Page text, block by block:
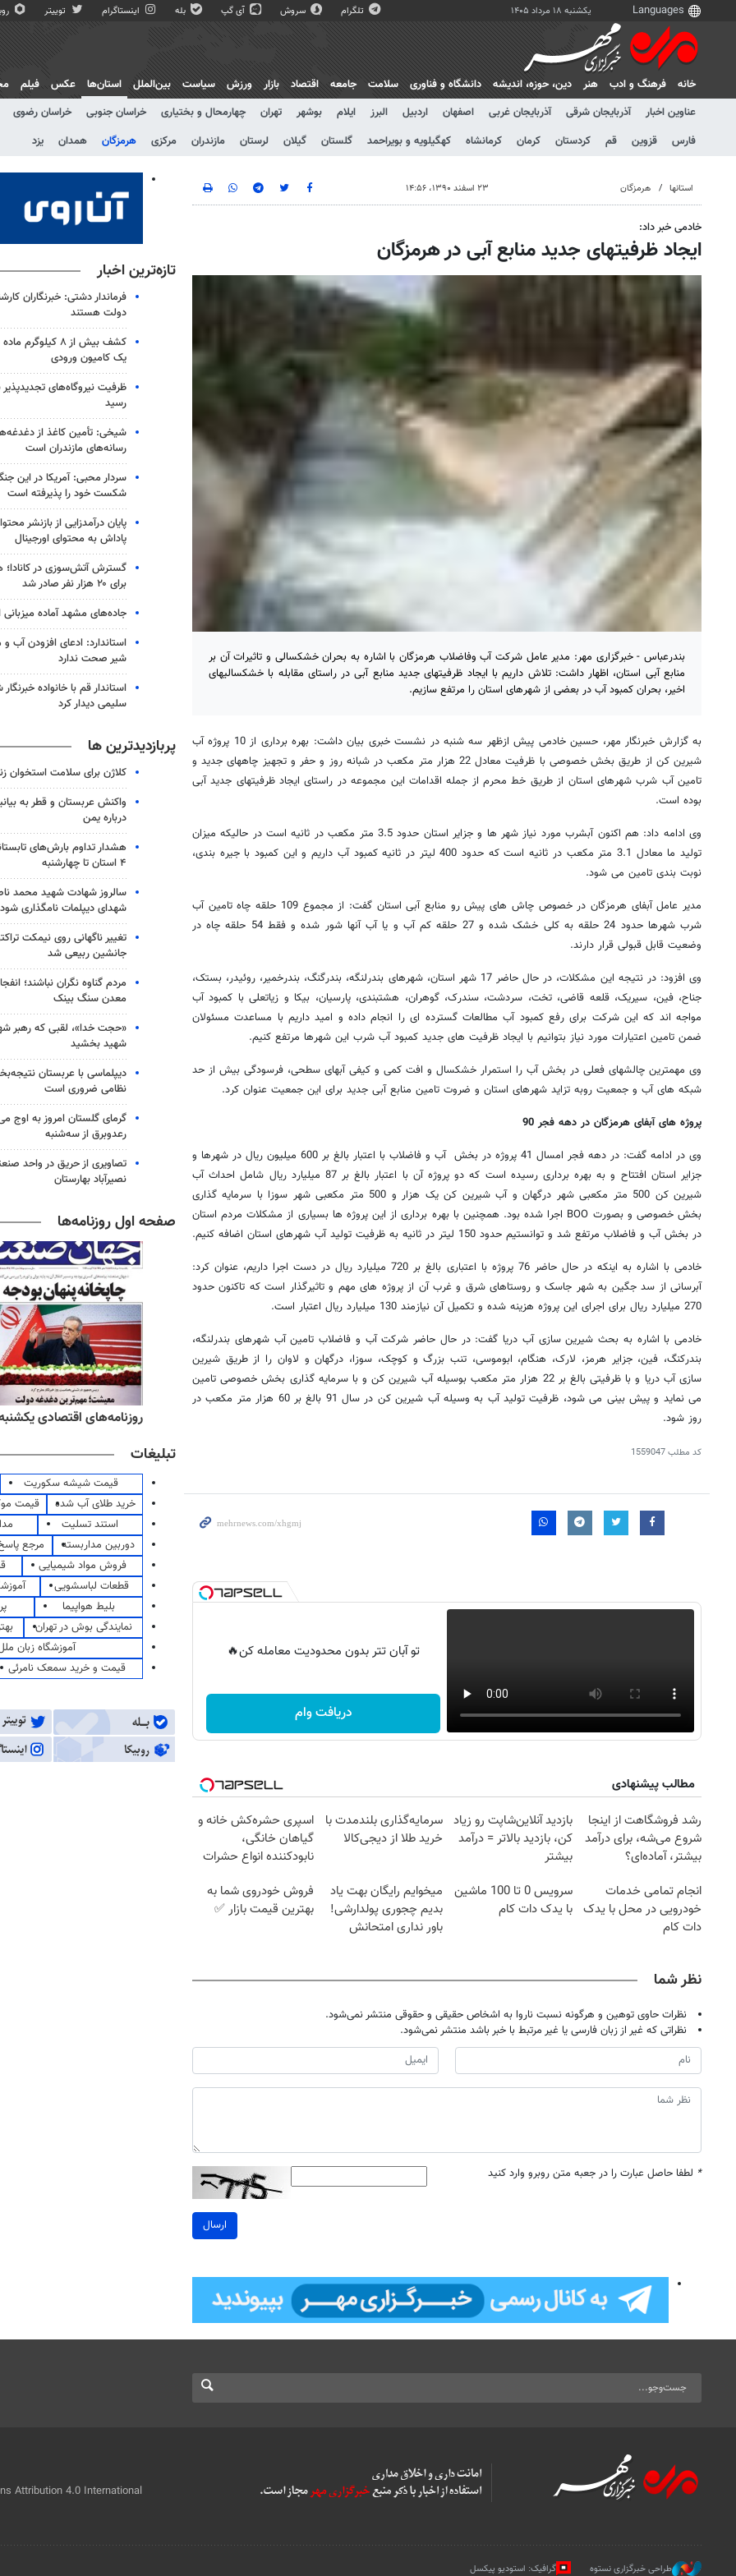
یکشنبه ۱۸ مرداد ۱۴۰۵ تلگرام سروش آی گپ بله اینستاگرام توییتر
خانه فرهنگ و ادب هنر دين، حوزه، انديشه دانشگاه و فناوری سلامت جامعه اقتصاد بازار ورزش سیاست بین‌الملل
استان‌ها
عناوین اخبار
آذربایجان شرقی آذربایجان غربی اصفهان اردبیل البرز ایلام بوشهر تهران چهارمحال و بختیاری خراسان جنوبی خراسان رضوی
فارس
قزوین قم کردستان کرمان کرمانشاه کهگیلویه و بویراحمد گلستان گیلان لرستان مازندران مرکزی هرمزگان همدان یزد
عکس فیلم
استانها هرمزگان ۲۳ اسفند ۱۳۹۰، ۱۴:۵۶
خادمی خبر داد:
ایجاد ظرفیتهای جدید منابع آبی در هرمزگان
بندرعباس - خبرگزاری مهر: مدیر عامل شرکت آب وفاضلا‌ب هرمزگان با اشاره به بحران خشکسالی و تاثیرات آن بر
منابع آبی استان، اظهار داشت: تلاش داریم با ایجاد ظرفیتهای جدید منابع آبی در راستای مقابله با خشکسالیهای
اخیر، بحران کمبود آب در بعضی از شهرهای استان را مرتفع سازیم.
به گزارش خبرنگار مهر، حسین خادمی پیش ازظهر سه شنبه در نشست خبری بیان داشت: بهره برداری از 10 پروژه آب
شیرین کن از طریق بخش خصوصی با ظرفیت معادل 22 هزار متر مکعب در شبانه روز و حفر و تجهیز چاههای جدید و
تامین آب شرب شهرهای استان از طریق خط محرم از جمله اقدامات این مجموعه در راستای ایجاد ظرفیتهای جدید آبی
بوده است.
وی ادامه داد: هم اکنون آبشرب مورد نیاز شهر ها و جزایر استان حدود 3.5 متر مکعب در ثانیه است در حالیکه میزان
تولید ما معادل 3.1 متر مکعب در ثانیه است که حدود 400 لیتر در ثانیه کمبود آب داریم و این کمبود با جیره بندی،
نوبت بندی تامین می شود.
مدیر عامل آبفای هرمزگان در خصوص چاش های پیش رو منابع آبی استان گفت: از مجموع 109 حلقه چاه تامین آب
شرب شهرها حدود 24 حلقه به کلی خشک شده و 27 حلقه کم آب و یا آب آنها شور شده و فقط 54 حلقه چاه در
وضعیت قابل قبولی قرار دارند.
وی افزود: در نتیجه این مشکلات، در حال حاضر 17 شهر استان، شهرهای بندرلنگه، بندرگنگ، بندرخمیر، روئیدر، بستک،
جناح، فین، سیریک، قلعه قاضی، تخت، سردشت، سندرک، گوهران، هشتبندی، پارسیان، بیکا و زیاتعلی با کمبود آب
مواجه اند که این شرکت برای رفع کمبود آب مطالعات گسترده ای را انجام داده و امید داریم با مساعدت مسئولان
ضمن تامین اعتیارات مورد نیاز بتوانیم با ایجاد ظرفیت های جدید کمبود آب شرب این شهرها مرتفع کنیم.
وی مهمترین چالشهای فعلی در بخش آب را استمرار خشکسال و افت کمی و کیفی آبهای سطحی، فرسودگی بیش از حد
شبکه های آب و جمعیت روبه تزاید شهرهای استان و ضروت تامین منابع آبی جدید برای این جمعیت عنوان کرد.
پروژه های آبفای هرمزگان در دهه فجر 90
وی در ادامه گفت: در دهه فجر امسال 41 پروژه در بخش آب و فاضلاب با اعتبار بالغ بر 600 میلیون ریال در شهرها و
جزایر استان افتتاح و به بهره برداری رسیده است که دو پروژه آن با اعتبار بالغ بر 87 میلیارد ریال شامل احداث آب
شیرین کن 500 متر مکعبی شهر درگهان و آب شیرین کن یک هزار و 500 متر مکعبی شهر سوزا با سرمایه گذاری
بخش خصوصی و بصورت BOO اجرا شده بود. همچنین با بهره برداری از این پروژه ها بسیاری از مشکلات مردم استان
در بخش آب و فاضلاب مرتفع شد و توانستیم حدود 150 لیتر در ثانیه به ظرفیت تولید آب شهرهای استان اضافه کنیم.
خادمی با اشاره به اینکه در حال حاضر 76 پروژه با اعتباری بالغ بر 720 میلیارد ریال در دست اجرا داریم، عنوان کرد:
آبرسانی از سد جگین به شهر جاسک و روستاهای شرق و غرب آن از پروژه های مهم و تاثیرگذار است که تاکنون حدود
270 میلیارد ریال برای اجرای این پروژه هزینه شده و تکمیل آن نیازمند 130 میلیارد ریال اعتبار است.
خادمی با اشاره به بحث شیرین سازی آب دریا گفت: در حال حاضر شرکت آب و فاضلاب تامین آب شهرهای بندرلنگه،
بندرکنگ، فین، جزایر هرمز، لارک، هنگام، ابوموسی، تنب بزرگ و کوچک، سوزا، درگهان و لاوان را از طریق شیرین
سازی آب دریا و با ظرفیتی بالغ بر 22 هزار متر مکعب بوسیله آب شیرین کن و با سرمایه گذاری بخش خصوصی تامین
می نماید و پیش بینی می شود، ظرفیت تولید آب به وسیله آب شیرین کن در سال 91 بالغ بر 60 هزار متر مکعب در
روز شود.
کد مطلب1559047
تو آبان تتر بدون محدودیت معامله کن🔥
دریافت وام
مطالب پیشنهادی
رشد فروشگاهت از اینجا
شروع می‌شه، برای درآمد
بیشتر، آماده‌ای؟
بازدید آنلاین‌شاپت رو زیاد
کن، بازدید بالاتر = درآمد
بیشتر
سرمایه‌گذاری بلندمدت با
خرید طلا از دیجی‌کالا
اسپری حشره‌کش خانه و
گیاهان خانگی،
نابودکننده انواع حشرات
انجام تمامی خدمات
خودرویی در محل با یدک
دات کام
سرویس 0 تا 100 ماشین
با یدک دات کام
میخوایم رایگان بهت یاد
بدیم چجوری پولدارشی!
باور نداری امتحانش
فروش خودروی شما به
بهترین قیمت بازار ✅
نظر شما
نظرات حاوی توهین و هرگونه نسبت ناروا به اشخاص حقیقی و حقوقی منتشر نمی‌شود.
نظراتی که غیر از زبان فارسی یا غیر مرتبط با خبر باشد منتشر نمی‌شود.
* لطفا حاصل عبارت را در جعبه متن روبرو وارد کنید
ارسال
تازه‌ترین اخبار
فرماندار دشتی: خبرنگاران
دولت هستند
کشف بیش از ۸
یک کامیون ورودی
رسید
شیخی: تأمین کاغذ از
رسانه‌های مازندران است
سردار محبی: آمریکا در این
شکست خود را پذیرفته است
پایان درآمدزایی از بازنشر
پاداش به محتوای اورجینال
گسترش آتش‌سوزی در کانادا؛
برای ۲۰ هزار نفر صادر شد
جاده‌های مشهد آماده میزبانی
استاندارد: ادعای افزودن آب
شیر صحت ندارد
استاندار قم با خانواده
سلیمی دیدار کرد
پربازدیدترین ها
کلاژن برای سلامت استخوان
واکنش عربستان و قطر به
درباره یمن
هشدار تداوم بارش‌های
۴ استان تا چهارشنبه
سالروز شهادت شهید محمد
شهدای دیپلمات نامگذاری شود
تغییر ناگهانی روی نیمکت
جانشین ربیعی شد
مردم گناوه نگران نباشند؛
معدن سنگ بینک
«حجت خدا»، لقبی که رهبر
شهید بخشید
دیپلماسی با عربستان
نظامی ضروری است
گرمای گلستان امروز به اوج
رعدوبرق از سه‌شنبه
تصاویری از حریق در واحد
نصیرآباد بهارستان
صفحه اول روزنامه‌ها
روزنامه‌های اقتصادی یکشنبه ۱۸ مرداد
تبلیغات
قیمت شیشه سکوریت
خرید طلای آب شده
قیمت
استند تسلیت
دوربین مداربسته
مرجع
فروش مواد شیمیایی
قطعات لباسشویی
بلیط هواپیما
نمایندگی بوش در تهران
آموزشگاه زبان
قیمت و خرید سمعک نامرئی
Attribution 4.0 International
طراحی خبرگزاری نستوه گرافیک: استودیو پیکسل